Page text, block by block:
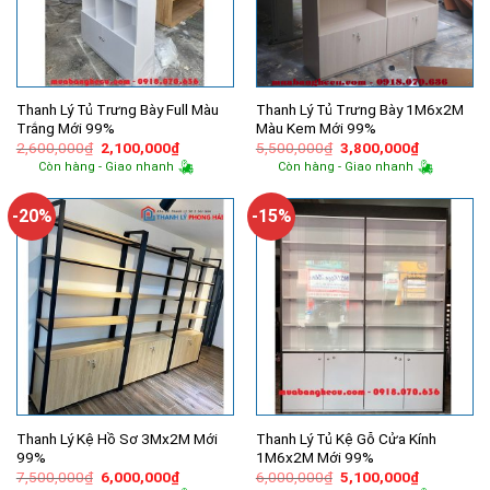
Thanh Lý Tủ Trưng Bày Full Màu
Trắng Mới 99%
2,600,000₫ Giá
gốc
là:
2,100,000₫Giá
hiện
tại
2,100,000₫.
Còn hàng - Giao nhanh
Thanh Lý Tủ Trưng Bày 1M6x2M
Màu Kem Mới 99%
5,500,000₫ Giá
gốc
là:
3,800,000₫Giá
hiện
tại
Còn hàng - Giao nhanh
-20%
Thanh Lý Kệ Hồ Sơ 3Mx2M Mới
99%
7,500,000₫ Giá
6,000,000₫Giá
-15%
Thanh Lý Tủ Kệ Gỗ Cửa Kính
1M6x2M Mới 99%
6,000,000₫ Giá
5,100,000₫Giá